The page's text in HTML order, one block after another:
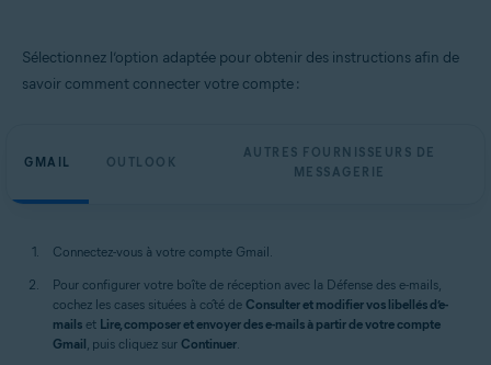
Sélectionnez l’option adaptée pour obtenir des instructions afin de
savoir comment connecter votre compte :
GMAIL OUTLOOK
AUTRES FOURNISSEURS DE
MESSAGERIE
Connectez-vous à votre compte Gmail.
Pour configurer votre boîte de réception avec la Défense des e-mails,
cochez les cases situées à côté de Consulter et modifier vos libellés d’e-
mails et Lire, composer et envoyer des e-mails à partir de votre compte
Gmail, puis cliquez sur Continuer.